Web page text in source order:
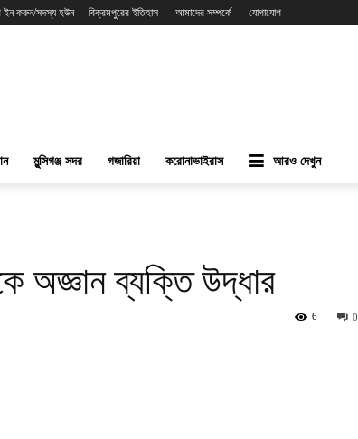
ইন করুন/সদস্য হউন বিক্রমপুরের ইতিহাস আমাদের সম্পর্কে যোগাযোগ
মুন্সিগঞ্জ সদর গজারিয়া করোনাভাইরাস আরও দেখুন
অজ্ঞান ব্যক্তি উদ্ধার
0
6